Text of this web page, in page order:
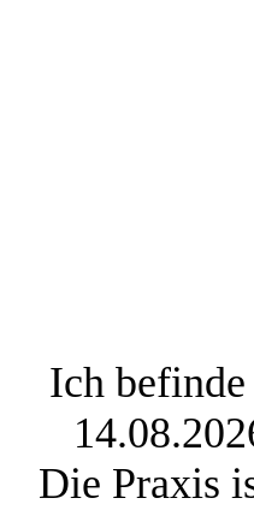
Ich
Die Praxis